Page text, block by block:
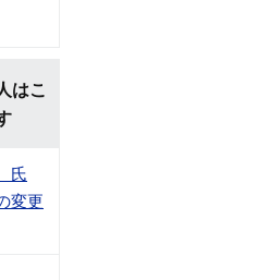
はこ
氏
変更